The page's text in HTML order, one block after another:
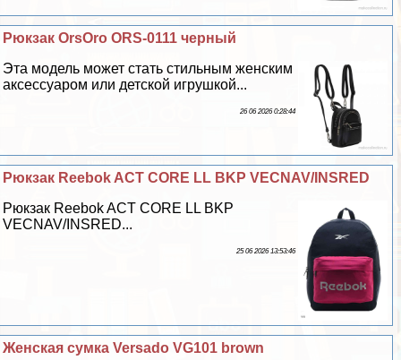
Рюкзак OrsOro ORS-0111 черный
Эта модель может стать стильным женским
аксессуаром или детской игрушкой...
26 06 2026 0:28:44
Рюкзак Reebok ACT CORE LL BKP VECNAV/INSRED
Рюкзак Reebok ACT CORE LL BKP
VECNAV/INSRED...
25 06 2026 13:53:46
Женская сумка Versado VG101 brown